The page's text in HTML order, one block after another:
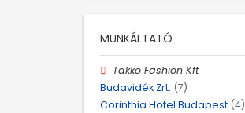
MUNKÁLTATÓ
Takko Fashion Kft
Budavidék Zrt. (7)
Corinthia Hotel Budapest (4)